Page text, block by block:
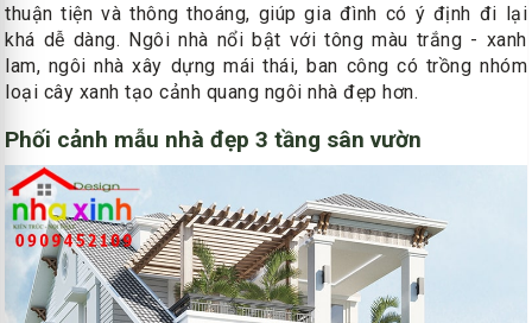
thuận tiện và thông thoáng, giúp gia đình có ý định đi lại
khá dễ dàng. Ngôi nhà nổi bật với tông màu trắng - xanh
lam, ngôi nhà xây dựng mái thái, ban công có trồng nhóm
loại cây xanh tạo cảnh quang ngôi nhà đẹp hơn.
Phối cảnh mẫu nhà đẹp 3 tầng sân vườn